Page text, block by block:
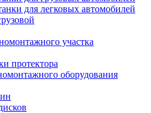
для легковых автомобилей
участка
протектора
оборудования